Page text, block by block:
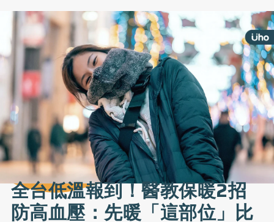
全台低溫報到！醫教保暖2招
防高血壓：先暖「這部位」比